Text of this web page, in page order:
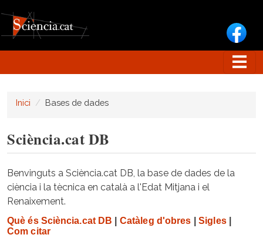
Inici Bases de dades
Sciència.cat DB
Benvinguts a Sciència.cat DB, la base de dades de la
ciència i la tècnica en català a l'Edat Mitjana i el
Renaixement.
Què és Sciència.cat DB Catàleg d'obres Sigles|
Com citar